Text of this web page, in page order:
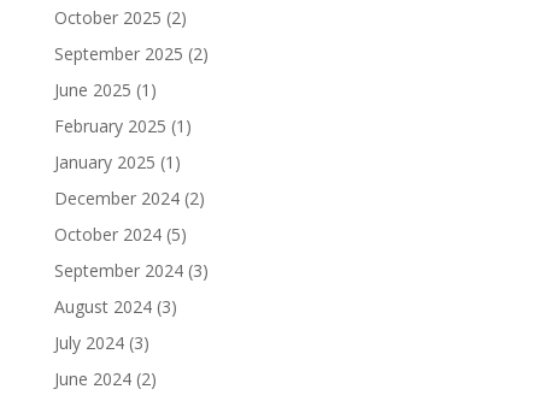
October 2025 (2)
September 2025 (2)
June 2025 (1)
February 2025 (1)
January 2025 (1)
December 2024(2)
October 2024(5)
September 2024(3)
August 2024(3)
July 2024(3)
June 2024(2)